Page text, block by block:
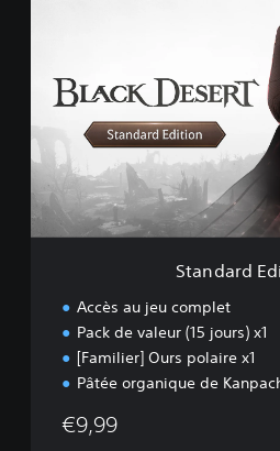
r
d
i
t
Standard
Accès au jeu complet
Pack de valeur (15 jours) x1
[Familier] Ours polaire x1
Pâtée organique de
€9,99